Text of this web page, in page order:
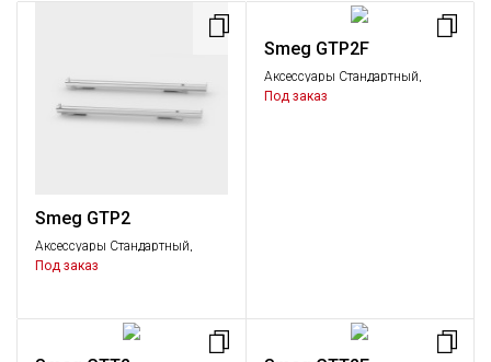
Smeg GTP2
Аксессуары Стандартный,
Аксессуары
Под заказ
Smeg GTP2F
Аксессуары Стандартный,
Аксессуары
Под заказ